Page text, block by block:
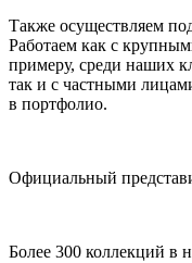
Также осуществляем
Работаем как с
примеру, среди наших
так и с частными
в портфолио.
Официальный
Более 300 коллекций в